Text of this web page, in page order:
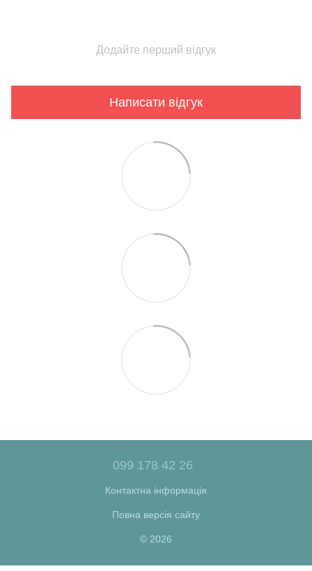
Додайте перший відгук
Написати відгук
099 178 42 26
Контактна інформація
Повна версія сайту
© 2026